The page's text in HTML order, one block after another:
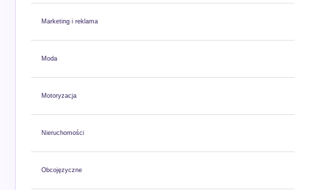
Marketing i reklama
Moda
Motoryzacja
Nieruchomości
Obcojęzyczne